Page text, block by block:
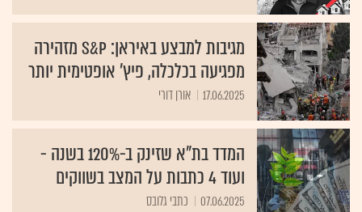
מגיבות למבצע באיראן: S&P מזהירה
מפגיעה בכלכלה, פיץ' אופטימית יותר
17.06.2025 אורן דורי
המדד בת"א שזינק ב-120% בשנה -
ועוד 4 כתבות על המצב בשווקים
07.06.2025 כתבי גלובס